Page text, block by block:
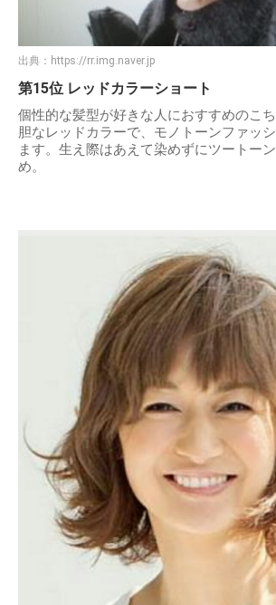
出典： https://rr.img.naver.jp
第15位 レッドカラーショート
個性的な髪型が好きな人におすすめのこ
胆なレッドカラーで、モノトーンファッ
ます。生え際はあえて染めずにツートー
め。